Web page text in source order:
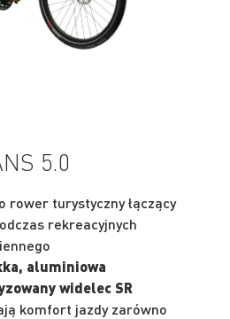
5.0
rower turystyczny łączący
rekreacyjnych
aluminiowa
widelec SR
komfort jazdy zarówno